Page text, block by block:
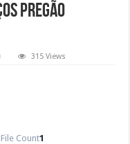
Pregão
315 Views
File Count1